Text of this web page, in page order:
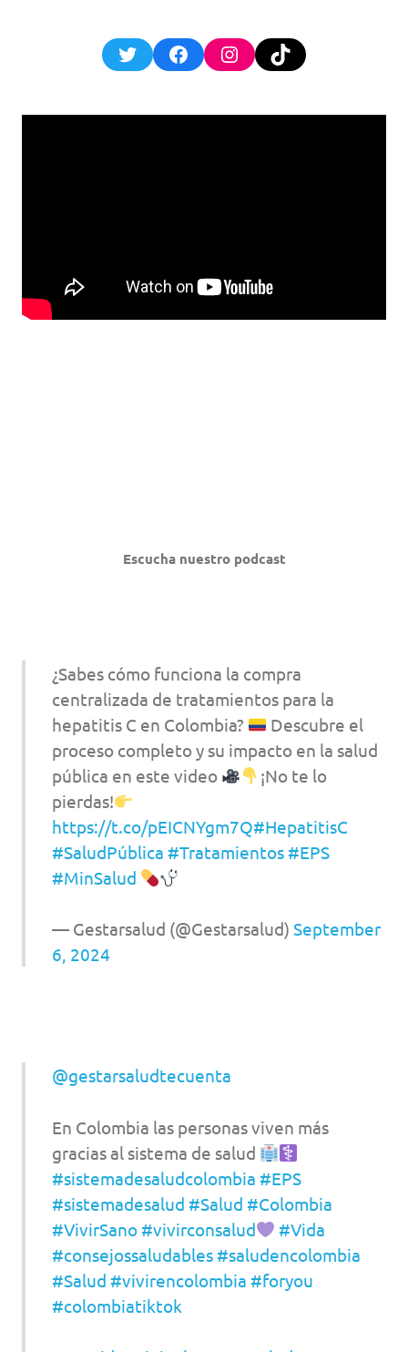
TwitterFacebookInstagram
TikTok
Escucha nuestro podcast
¿Sabes cómo funciona la compra
centralizada de tratamientos para la
hepatitis C en Colombia?
Descubre el
proceso completo y su impacto en la salud
pública en este video
¡No te lo
pierdas!
https://t.co/pEICNYgm7Q#HepatitisC
#SaludPública #Tratamientos #EPS
#MinSalud
— Gestarsalud (@Gestarsalud) September
6, 2024
@gestarsaludtecuenta
En Colombia las personas viven más
gracias al sistema de salud
#sistemadesaludcolombia #EPS
#sistemadesalud #Salud #Colombia
#VivirSano #vivirconsalud
#Vida
#consejossaludables #saludencolombia
#Salud #vivirencolombia #foryou
#colombiatiktok